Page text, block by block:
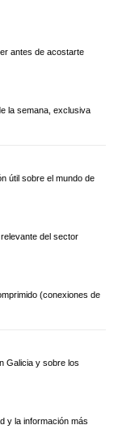
antes de acostarte
la semana, exclusiva
útil sobre el mundo de
del sector
(conexiones de
Galicia y sobre los
y la información más